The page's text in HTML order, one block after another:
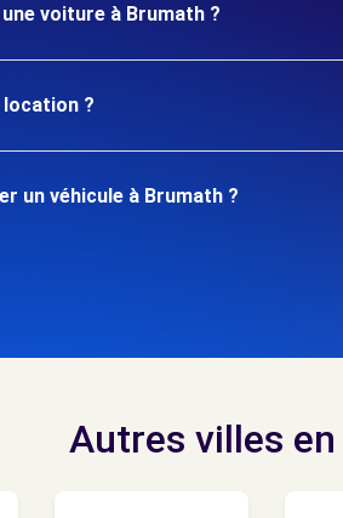
voiture à Brumath ?
?
un véhicule à Brumath ?
Autres villes en